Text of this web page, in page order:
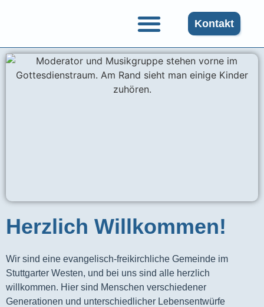
Kontakt
Herzlich Willkommen!
Wir sind eine evangelisch-freikirchliche Gemeinde im
Stuttgarter Westen, und bei uns sind alle herzlich
willkommen. Hier sind Menschen verschiedener
Generationen und unterschiedlicher Lebensentwürfe